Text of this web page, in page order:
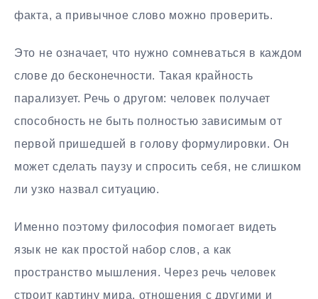
факта, а привычное слово можно проверить.
Это не означает, что нужно сомневаться в каждом
слове до бесконечности. Такая крайность
парализует. Речь о другом: человек получает
способность не быть полностью зависимым от
первой пришедшей в голову формулировки. Он
может сделать паузу и спросить себя, не слишком
ли узко назвал ситуацию.
Именно поэтому философия помогает видеть
язык не как простой набор слов, а как
пространство мышления. Через речь человек
строит картину мира, отношения с другими и